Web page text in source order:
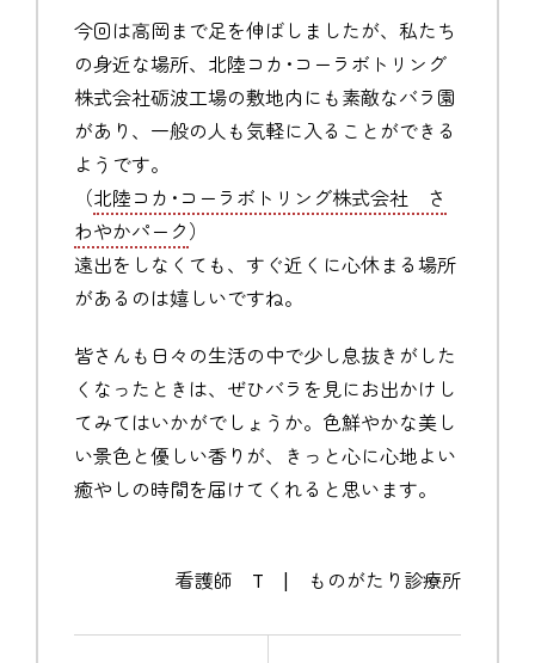
今回は高岡まで足を伸ばしましたが、私たち
の身近な場所、北陸コカ･コーラボトリング
株式会社砺波工場の敷地内にも素敵なバラ園
があり、一般の人も気軽に入ることができる
ようです。
（北陸コカ･コーラボトリング株式会社 さ
わやかパーク ）
遠出をしなくても、すぐ近くに心休まる場所
があるのは嬉しいですね。
皆さんも日々の生活の中で少し息抜きがした
くなったときは、ぜひバラを見にお出かけし
てみてはいかがでしょうか。色鮮やかな美し
い景色と優しい香りが、きっと心に心地よい
癒やしの時間を届けてくれると思います。
看護師 T | ものがたり診療所